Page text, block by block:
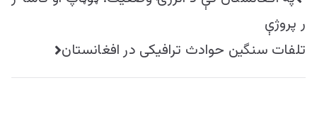
نوشته
ر پروژې
تلفات سنگین حوادث ترافیکی در افغانستان